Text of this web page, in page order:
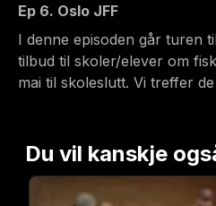
Ep 6. Oslo JFF
I denne episoden går turen
tilbud til skoler/elever om
mai til skoleslutt. Vi treffer
fullbooket på en time!
Du vil kanskje